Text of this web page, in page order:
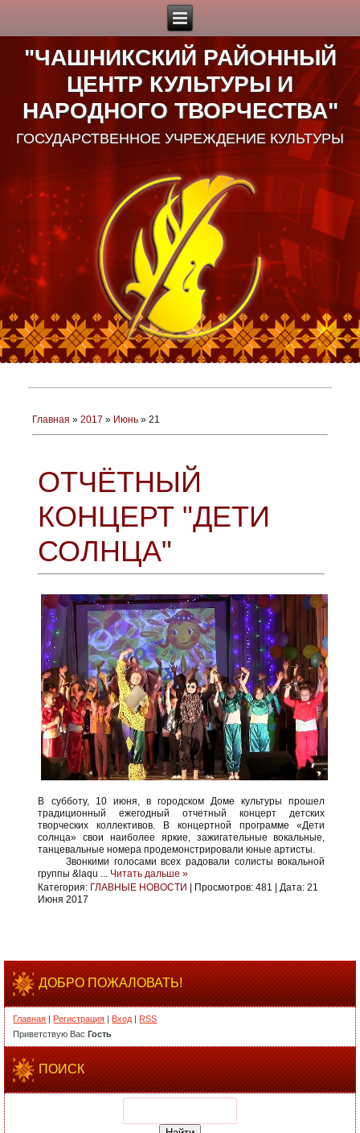
"ЧАШНИКСКИЙ РАЙОННЫЙ
ЦЕНТР КУЛЬТУРЫ И
НАРОДНОГО ТВОРЧЕСТВА"
ГОСУДАРСТВЕННОЕ УЧРЕЖДЕНИЕ КУЛЬТУРЫ
Главная »2017 » Июнь » 21
ОТЧЁТНЫЙ
КОНЦЕРТ "ДЕТИ
СОЛНЦА"
В субботу, 10 июня, в городском Доме культуры прошел
традиционный ежегодный отчетный концерт детских
творческих коллективов. В концертной программе «Дети
солнца» свои наиболее яркие, зажигательные вокальные,
танцевальные номера продемонстрировали юные артисты.
Звонкими голосами всех радовали солисты вокальной
группы &laqu ... Читать дальше »
Категория: ГЛАВНЫЕ НОВОСТИ Просмотров: 481 |Дата: 21
Июня 2017
ДОБРО ПОЖАЛОВАТЬ!
Главная | Регистрация | Вход | RSS
Приветствую Вас Гость
ПОИСК